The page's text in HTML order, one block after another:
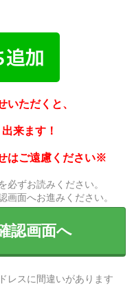
いただくと、
来ます！
はご遠慮ください※
を必ずお読みください。
画面へお進みください。
認画面へ
レスに間違いがあります